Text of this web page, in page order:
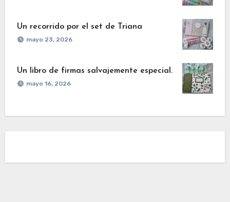
Un recorrido por el set de Triana
mayo 23, 2026
Un libro de firmas salvajemente especial.
mayo 16, 2026